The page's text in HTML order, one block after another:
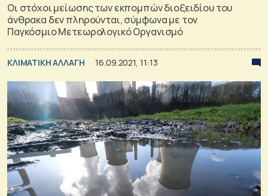
Οι στόχοι μείωσης των εκπομπών διοξειδίου του
άνθρακα δεν πληρούνται, σύμφωνα με τον
Παγκόσμιο Μετεωρολογικό Οργανισμό
ΚΛΙΜΑΤΙΚΗ ΑΛΛΑΓΗ 16.09.2021, 11:13